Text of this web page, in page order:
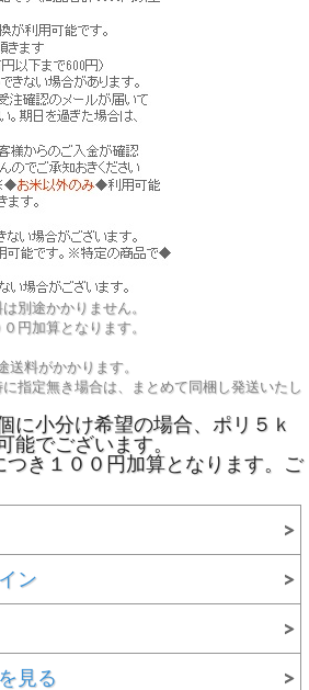
明の続きを見る ▼
)
ト～]
国内産１００％使用 二十五穀米
内産100％使用 二十五穀米』は
さ、炊きあがりの色を追及 し、
にして粒を揃えることで実現し
炊く際に混ぜるだけで、現代人
す。
青玄米・もち玄米・押麦・黒米
挽割黒大豆・挽割小豆・挽割は
雑穀を贅沢にも「国産」にこだ
なだけ使うことができるよう３
個セットとなっております。
～３合に対して、１袋（３０ｇ
好評だった「十八穀米」は生産
別途かかりません。
円 加算となります。
料がかかります。
指定無き場合は、まとめて同梱し発送いたし
に小分け希望の場合、ポリ５ｋ
能でございます。
き１００円加算となります。ご
ン
見る